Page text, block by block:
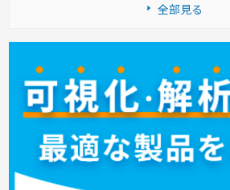
全部見る